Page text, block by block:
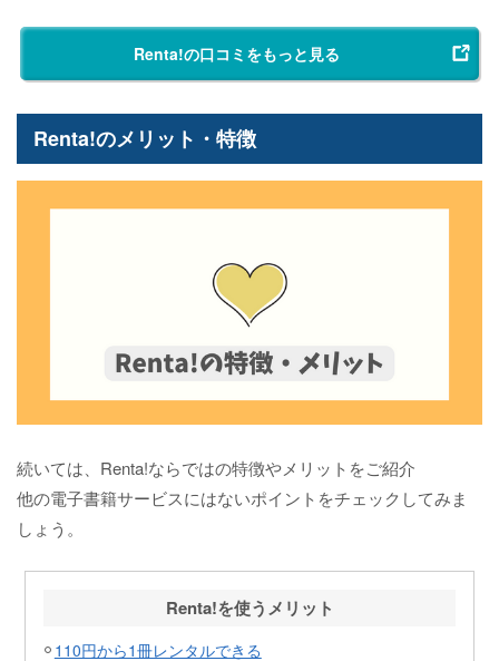
Renta!の口コミをもっと見る
Renta!のメリット・特徴
続いては、Renta!ならではの特徴やメリットをご紹介
他の電子書籍サービスにはないポイントをチェックしてみま
しょう。
Renta!を使うメリット
110円から1冊レンタルできる